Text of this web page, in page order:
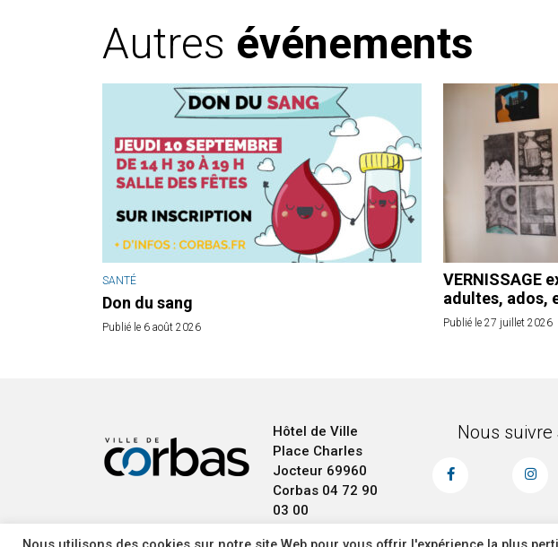
Autres événements
SANTÉ
Don du sang
Publié le 6 août 2026
VERNISSAGE
adultes, ados,
Publié le 27 juillet 2026
Hôtel de Ville
Place Charles
Jocteur 69960
Corbas 04 72 90
03 00
Nous suivre